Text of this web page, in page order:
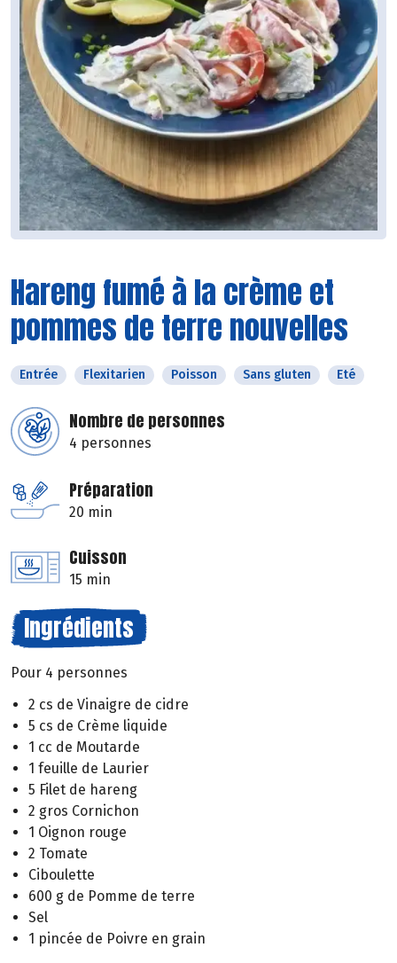
Hareng fumé à la crème et
pommes de terre nouvelles
Entrée Flexitarien Poisson Sans gluten Eté
Nombre de personnes
4 personnes
Préparation
20 min
Cuisson
15 min
Ingrédients
Pour 4 personnes
2 cs de Vinaigre de cidre
5 cs de Crème liquide
1 cc de Moutarde
1 feuille de Laurier
5 Filet de hareng
2 gros Cornichon
1 Oignon rouge
2 Tomate
Ciboulette
600 g de Pomme de terre
Sel
1 pincée de Poivre en grain